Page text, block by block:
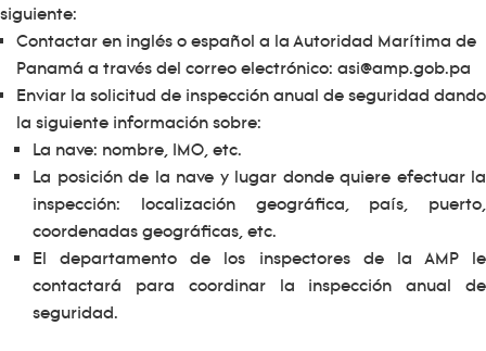
siguiente:
Contactar en inglés o español a la Autoridad Marítima de
Panamá a través del correo electrónico: asi@amp.gob.pa
Enviar la solicitud de inspección anual de seguridad dando
la siguiente información sobre:
La nave: nombre, IMO, etc.
La posición de la nave y lugar donde quiere efectuar la
inspección: localización geográfica, país, puerto,
coordenadas geográficas, etc.
El departamento de los inspectores de la AMP le
contactará para coordinar la inspección anual de
seguridad.